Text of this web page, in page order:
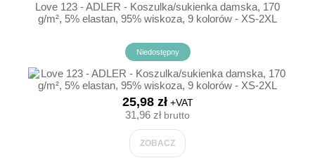
Love 123 - ADLER - Koszulka/sukienka damska, 170
g/m², 5% elastan, 95% wiskoza, 9 kolorów - XS-2XL
Niedostępny
25,98 zł+VAT
31,96 złbrutto
ZOBACZ